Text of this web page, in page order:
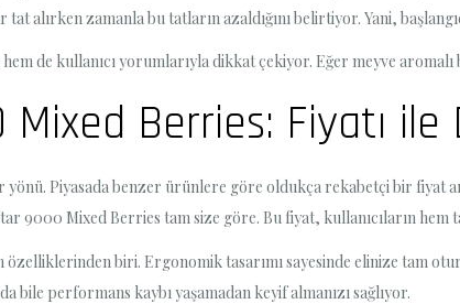
alırken zamanla bu tatların azaldığını belirtiyor. Yani,
de kullanıcı yorumlarıyla dikkat çekiyor. Eğer meyve
Berries: Fiyatı ile
Piyasada benzer ürünlere göre oldukça rekabetçi bir fiyat
9000 Mixed Berries tam size göre. Bu fiyat, kullanıcıların hem
özelliklerinden biri. Ergonomik tasarımı sayesinde elinize tam
performans kaybı yaşamadan keyif almanızı sağlıyor.